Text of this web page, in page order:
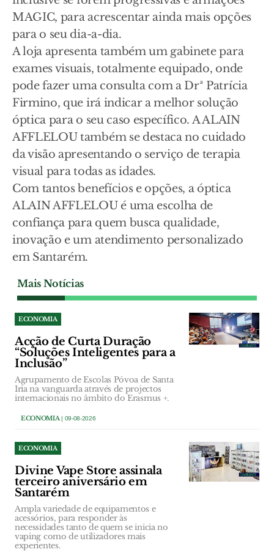
MAGIC, para acrescentar ainda mais opções
para o seu dia-a-dia.
A loja apresenta também um gabinete para
exames visuais, totalmente equipado, onde
pode fazer uma consulta com a Drª Patrícia
Firmino, que irá indicar a melhor solução
óptica para o seu caso específico. A ALAIN
AFFLELOU também se destaca no cuidado
da visão apresentando o serviço de terapia
visual para todas as idades.
Com tantos benefícios e opções, a óptica
ALAIN AFFLELOU é uma escolha de
confiança para quem busca qualidade,
inovação e um atendimento personalizado
em Santarém.
Mais Notícias
ECONOMIA
Acção de Curta Duração
“Soluções Inteligentes para a
Inclusão”
Agrupamento de Escolas Póvoa de Santa
Iria na vanguarda através de projectos
internacionais no âmbito do Erasmus +.
ECONOMIA| 09-08-2026
ECONOMIA
Divine Vape Store assinala
terceiro aniversário em
Santarém
Ampla variedade de equipamentos e
acessórios, para responder às
necessidades tanto de quem se inicia no
vaping como de utilizadores mais
experientes.